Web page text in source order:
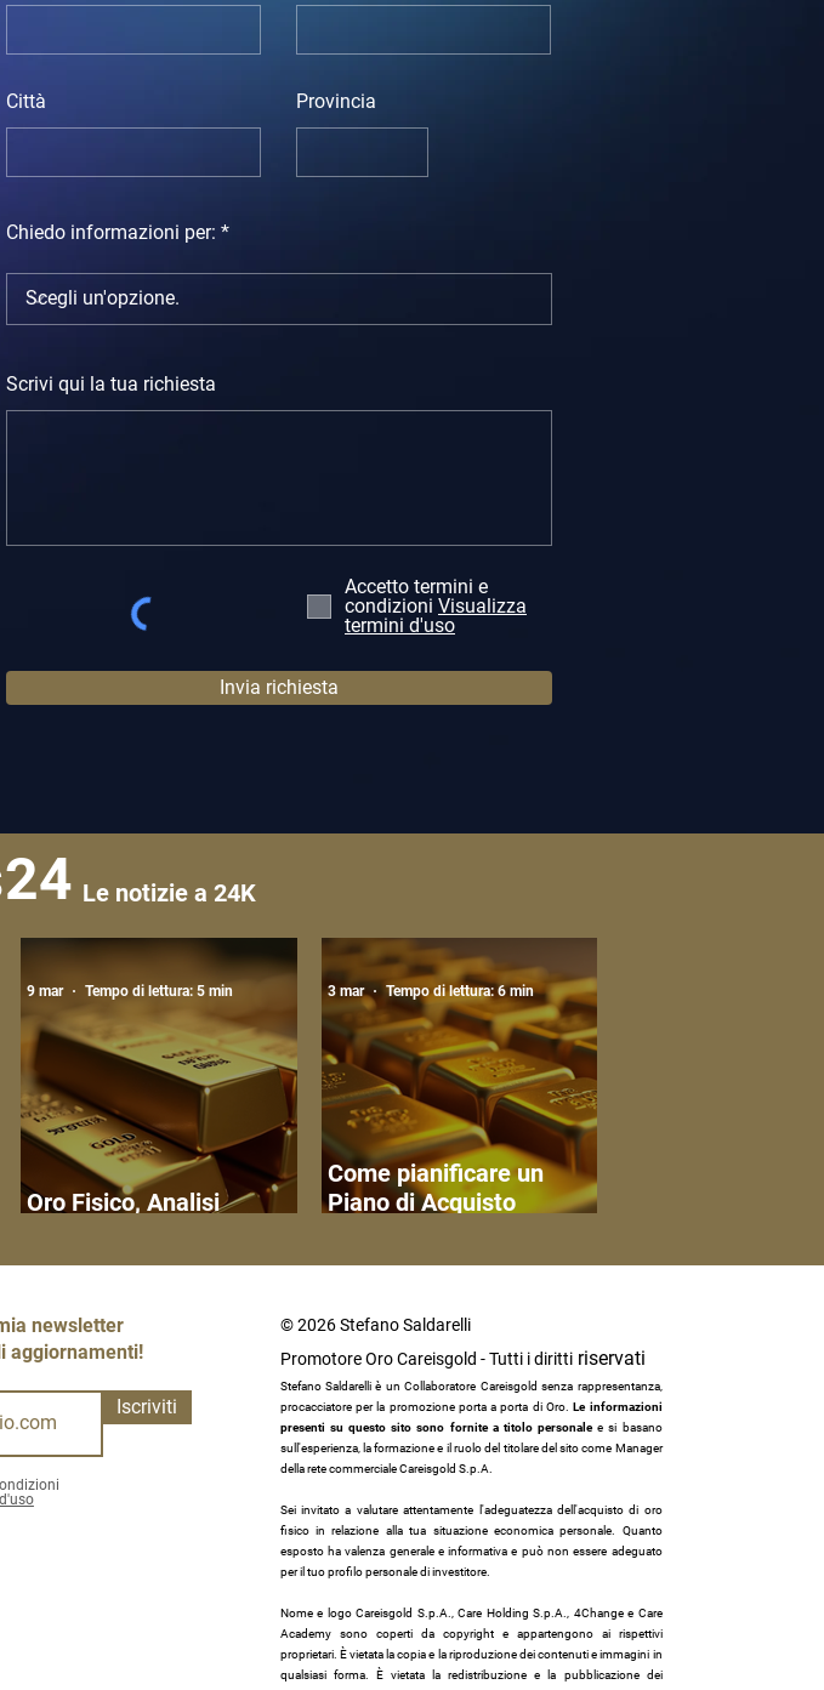
Città Provincia
Chiedo informazioni per:
Scrivi qui la tua richiesta
Accetto termini e
condizioni Visualizza
termini d'uso
Invia richiesta
Le notizie a 24K
24
Oro Fisico, Analisi
9 mar Tempo di lettura: 5 min
Come pianificare un
Piano di Acquisto
3 mar Tempo di lettura: 6 min
newsletter
aggiornamenti!
Iscriviti
© 2026 Stefano Saldarelli
Promotore Oro Careisgold - Tutti i dirittiriservati
Stefano Saldarelli è un Collaboratore Careisgold senza rappresentanza,
procacciatore per la promozione porta a porta di Oro. Le informazioni
presenti su questo sito sono fornite a titolo personalee si basano
sull'esperienza, la formazione e il ruolo del titolare del sito come Manager
della rete commerciale Careisgold S.p.A.
Sei invitato a valutare attentamente l'adeguatezza dell'acquisto di oro
fisico in relazione alla tua situazione economica personale. Quanto
esposto ha valenza generale e informativa e può non essere adeguato
per il tuo profilo personale di investitore.
Nome e logo Careisgold S.p.A., Care Holding S.p.A., 4Change e Care
Academy sono coperti da copyright e appartengono ai rispettivi
proprietari. È vietata la copia e la riproduzione dei contenuti e immagini in
qualsiasi forma. È vietata la redistribuzione e la pubblicazione dei